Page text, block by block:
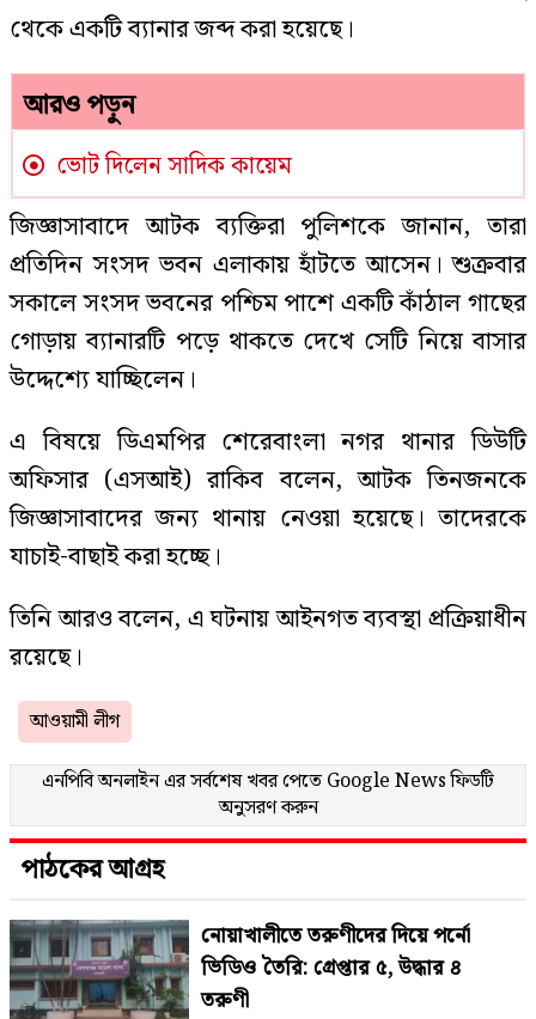
থেকে একটি ব্যানার জব্দ করা হয়েছে।
আরও পড়ুন
ভোট দিলেন সাদিক কায়েম
জিজ্ঞাসাবাদে আটক ব্যক্তিরা পুলিশকে জানান, তারা
প্রতিদিন সংসদ ভবন এলাকায় হাঁটতে আসেন। শুক্রবার
সকালে সংসদ ভবনের পশ্চিম পাশে একটি কাঁঠাল গাছের
গোড়ায় ব্যানারটি পড়ে থাকতে দেখে সেটি নিয়ে বাসার
উদ্দেশ্যে যাচ্ছিলেন।
এ বিষয়ে ডিএমপির শেরেবাংলা নগর থানার ডিউটি
অফিসার (এসআই) রাকিব বলেন, আটক তিনজনকে
জিজ্ঞাসাবাদের জন্য থানায় নেওয়া হয়েছে। তাদেরকে
যাচাই-বাছাই করা হচ্ছে।
তিনি আরও বলেন, এ ঘটনায় আইনগত ব্যবস্থা প্রক্রিয়াধীন
রয়েছে।
আওয়ামী লীগ
এনপিবি অনলাইন এর সর্বশেষ খবর পেতে Google Newsফিডটি
অনুসরণ করুন
পাঠকের আগ্রহ
নোয়াখালীতে তরুণীদের দিয়ে পর্নো
ভিডিও তৈরি: গ্রেপ্তার ৫, উদ্ধার ৪
তরুণী